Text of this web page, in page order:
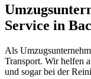
Service in
Als
Transport. Wir helfen
und sogar bei der